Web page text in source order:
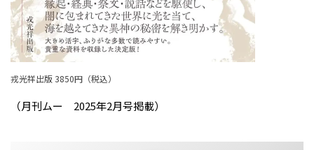
戎光祥出版 3850円（税込）
（月刊ムー 2025年2月号掲載）